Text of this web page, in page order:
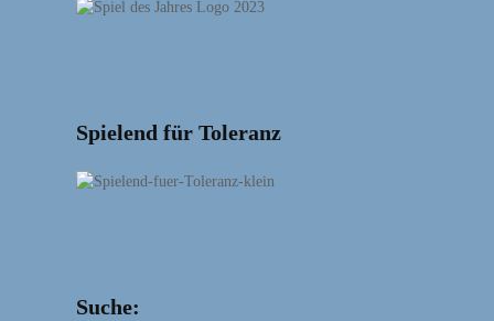
Spielend für Toleranz
Suche: